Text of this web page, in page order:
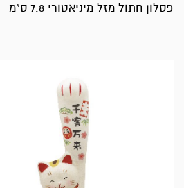
פסלון חתול מזל מיניאטורי 7.8 ס"מ